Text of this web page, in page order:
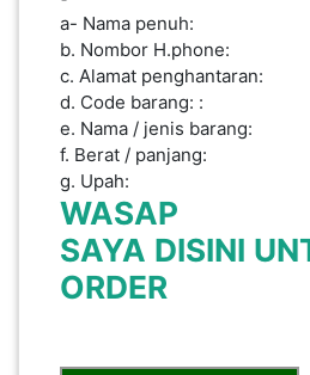
a- Nama penuh:
b. Nombor H.phone:
c. Alamat penghantaran:
d. Code barang: :
e. Nama / jenis barang:
f. Berat / panjang:
g. Upah:
WASAP
SAYA DISINI
ORDER
PENANG(2)
PERLIS(6)
KUALA
LUMPUR(16)